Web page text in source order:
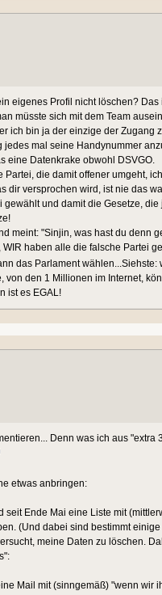
eigenes Profil nicht löschen?
müsste sich mit dem Team
ich bin ja der einzige der Zugang
mal seine Handynummer
eine Datenkrake obwohl DSVGO.
Partei, die damit offener umgeht,
dir versprochen wird, ist nie das
und damit die Gesetze,
meint: "Sinjin, was hast du denn
haben alle die falsche Partei
das Parlament
von den 1 Millionen im Internet,
ist es EGAL!
Denn was ich aus
etwas anbringen:
seit Ende Mai eine Liste mit
(Und dabei sind bestimmt
meine Daten zu löschen.
Mail mit (sinngemäß) "wenn wir